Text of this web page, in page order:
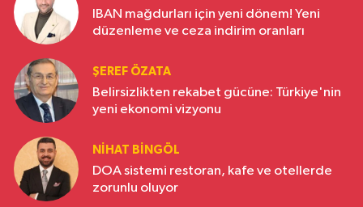
IBAN mağdurları için yeni dönem! Yeni
düzenleme ve ceza indirim oranları
ŞEREF ÖZATA
Belirsizlikten rekabet gücüne: Türkiye'nin
yeni ekonomi vizyonu
NIHAT BINGÖL
DOA sistemi restoran, kafe ve otellerde
zorunlu oluyor